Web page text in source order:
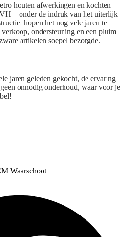
houten afwerkingen en kochten
– onder de indruk van het uiterlijk
hopen het nog vele jaren te
ondersteuning en een pluim
artikelen soepel bezorgde.
jaren geleden gekocht, de ervaring
onnodig onderhoud, waar voor je
Waarschoot